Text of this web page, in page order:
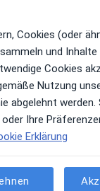
Cookies (oder
und Inhalte
Cookies
Nutzung
abgelehnt werden.
Ihre
Erklärung